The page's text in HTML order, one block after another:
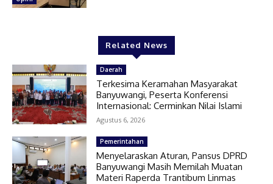
Related News
Daerah
Terkesima Keramahan Masyarakat
Banyuwangi, Peserta Konferensi
Internasional: Cerminkan Nilai Islami
Agustus 6, 2026
Pemerintahan
Menyelaraskan Aturan, Pansus DPRD
Banyuwangi Masih Memilah Muatan
Materi Raperda Trantibum Linmas